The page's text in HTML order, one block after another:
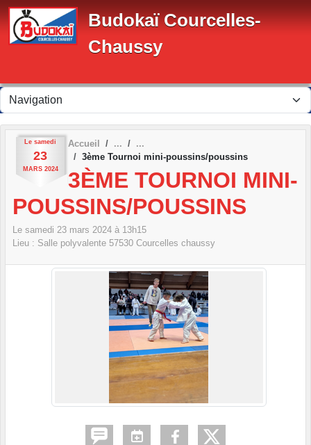
Budokaï Courcelles-
Chaussy
Le samedi
23
MARS 2024
Accueil
3ème Tournoi mini-poussins/poussins
3ÈME TOURNOI MINI-
POUSSINS/POUSSINS
Le samedi 23 mars 2024 à 13h15
Lieu : Salle polyvalente 57530 Courcelles chaussy
Panneau de gestion des cookies